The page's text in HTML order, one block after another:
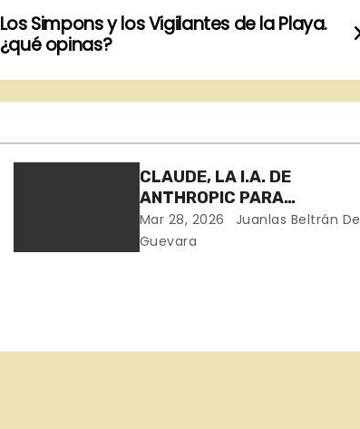
Los Simpons y los Vigilantes de la Playa.
¿qué opinas?
CLAUDE, LA I.A. DE
ANTHROPIC PARA
PERSONAS CON CRITERIO
Mar 28, 2026
Juanlas Beltrán De
Guevara